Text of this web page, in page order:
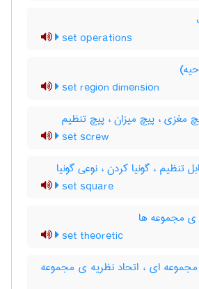
set operations
set region dimension
مغزی ، پیچ میزان ، پیچ تنظیم
set screw
تنظیم ، گونیا کردن ، نوعی گونیا
set square
ی مجموعه ها
set theoretic
ای ، اتحاد نظریه ی مجموعه